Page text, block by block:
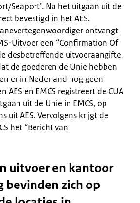
Seaport’. Na het uitgaan uit de
bevestigd in het AES.
ontvangt
Uitvoer een “Confirmation Of
desbetreffende uitvoeraangifte.
de goederen de Unie hebben
er in Nederland nog geen
AES en EMCS registreert de CUA
uit de Unie in EMCS, op
uit AES. Vervolgens krijgt de
het “Bericht van
uitvoer en kantoor
bevinden zich op